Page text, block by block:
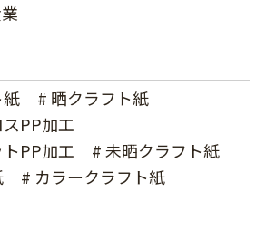
# 晒クラフト紙
PP加工
PP加工
# 未晒クラフト紙
# カラークラフト紙